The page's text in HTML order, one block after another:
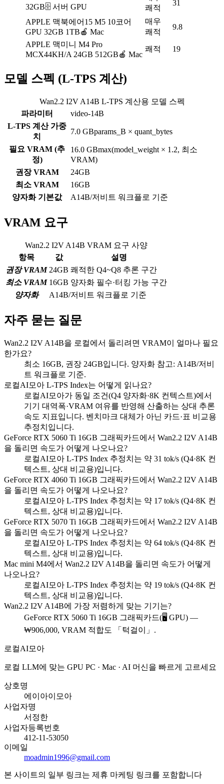
32GB🗄️ 서버 GPU
쾌적
31
APPLE 맥북에어15 M5 10코어
GPU 32GB 1TB🍎 Mac
매우
쾌적
9.8
APPLE 맥미니 M4 Pro
MCX44KH/A 24GB 512GB🍎 Mac
쾌적 19
모델 스펙 (L-TPS 계산)
Wan2.2 I2V A14B L-TPS 계산용 모델 스펙
파라미터
video-14B
L-TPS 계산 가중
치
7.0 GBparams_B × quant_bytes
필요 VRAM (추
정)
16.0 GBmax(model_weight × 1.2, 최소
VRAM)
권장 VRAM
24GB
최소 VRAM
16GB
양자화 기본값
A14B/저비트 워크플로 기준
VRAM 요구
Wan2.2 I2V A14B VRAM 요구 사양
항목
값
설명
권장 VRAM 24GB 쾌적한 Q4~Q8 추론 구간
최소 VRAM 16GB 양자화 필수·터킹 가능 구간
양자화
A14B/저비트 워크플로 기준
자주 묻는 질문
Wan2.2 I2V A14B을 로컬에서 돌리려면 VRAM이 얼마나 필요
한가요?
최소 16GB, 권장 24GB입니다. 양자화 참고: A14B/저비
트 워크플로 기준.
로컬AI모아 L-TPS Index는 어떻게 읽나요?
로컬AI모아가 동일 조건(Q4 양자화·8K 컨텍스트)에서
기기 대역폭·VRAM 여유를 반영해 산출하는 상대 추론
속도 지표입니다. 벤치마크 대체가 아닌 카드·표 비교용
추정치입니다.
GeForce RTX 5060 Ti 16GB 그래픽카드에서 Wan2.2 I2V A14B
을 돌리면 속도가 어떻게 나오나요?
로컬AI모아 L-TPS Index 추정치는 약 31 tok/s (Q4·8K 컨
텍스트, 상대 비교용)입니다.
GeForce RTX 4060 Ti 16GB 그래픽카드에서 Wan2.2 I2V A14B
을 돌리면 속도가 어떻게 나오나요?
로컬AI모아 L-TPS Index 추정치는 약 17 tok/s (Q4·8K 컨
텍스트, 상대 비교용)입니다.
GeForce RTX 5070 Ti 16GB 그래픽카드에서 Wan2.2 I2V A14B
을 돌리면 속도가 어떻게 나오나요?
로컬AI모아 L-TPS Index 추정치는 약 64 tok/s (Q4·8K 컨
텍스트, 상대 비교용)입니다.
Mac mini M4에서 Wan2.2 I2V A14B을 돌리면 속도가 어떻게
나오나요?
로컬AI모아 L-TPS Index 추정치는 약 19 tok/s (Q4·8K 컨
텍스트, 상대 비교용)입니다.
Wan2.2 I2V A14B에 가장 저렴하게 맞는 기기는?
GeForce RTX 5060 Ti 16GB 그래픽카드(🖥️ GPU) —
₩906,000, VRAM 적합도 「턱걸이」.
로컬AI모아
로컬 LLM에 맞는 GPU PC · Mac · AI 머신을 빠르게 고르세요
상호명
에이아이모아
사업자명
서정한
사업자등록번호
412-11-53050
이메일
moadmin1996@gmail.com
본 사이트의 일부 링크는 제휴 마케팅 링크를 포함합니다